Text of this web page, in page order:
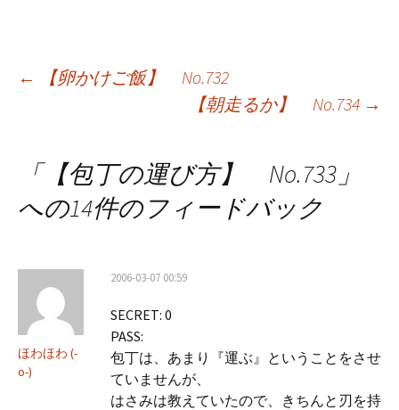
投
ゲ
ン
←
【卵かけご飯】 No.732
【朝走るか】 No.734 →
「【包丁の運び方】 No.733 」
への14件のフィードバック
ほわほわ (-
o-)
2006-03-07 00:59
SECRET: 0
PASS:
包丁は、あまり『運ぶ』ということをさせ
ていませんが、
はさみは教えていたので、きちんと刃を持